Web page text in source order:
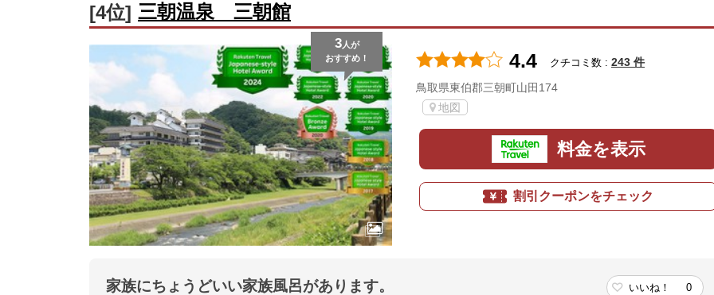
[4位] 三朝温泉 三朝館
3人が
おすすめ！
4.4 クチコミ数 : 243 件
鳥取県東伯郡三朝町山田174
地図
料金を表示
割引クーポンをチェック
家族にちょうどいい家族風呂があります。 いいね！ 0